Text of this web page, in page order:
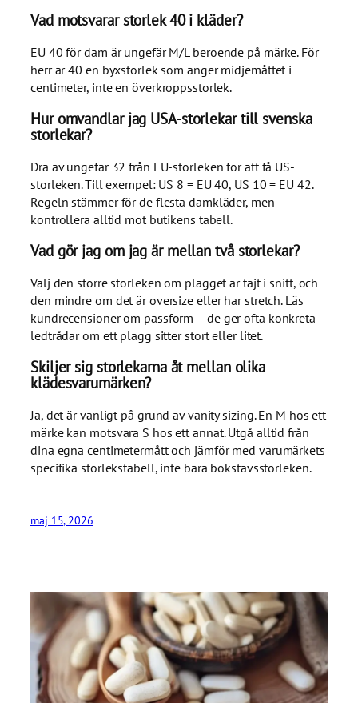
Vad motsvarar storlek 40 i kläder?
EU 40 för dam är ungefär M/L beroende på märke. För
herr är 40 en byxstorlek som anger midjemåttet i
centimeter, inte en överkroppsstorlek.
Hur omvandlar jag USA-storlekar till svenska
storlekar?
Dra av ungefär 32 från EU-storleken för att få US-
storleken. Till exempel: US 8 = EU 40, US 10 = EU 42.
Regeln stämmer för de flesta damkläder, men
kontrollera alltid mot butikens tabell.
Vad gör jag om jag är mellan två storlekar?
Välj den större storleken om plagget är tajt i snitt, och
den mindre om det är oversize eller har stretch. Läs
kundrecensioner om passform – de ger ofta konkreta
ledtrådar om ett plagg sitter stort eller litet.
Skiljer sig storlekarna åt mellan olika
klädesvarumärken?
Ja, det är vanligt på grund av vanity sizing. En M hos ett
märke kan motsvara S hos ett annat. Utgå alltid från
dina egna centimetermått och jämför med varumärkets
specifika storlekstabell, inte bara bokstavsstorleken.
maj 15, 2026